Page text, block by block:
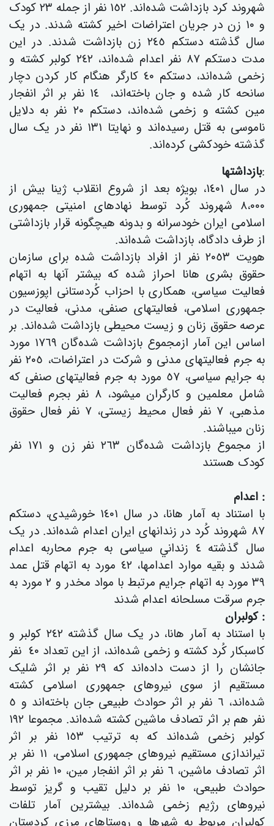
شهروند کرد بازداشت شدەاند. ١٥٢ نفر از جملە ٢٣ کودک
و ١٠ زن در جریان اعتراضات اخیر کشتە شدند. در یک
سال گذشتە دستکم ٢٤٥ زن بازداشت شدند. در این
مدت دستکم ٨٧ نفر اعدام شدەاند، ٢٤٢ کولبر کشتە و
زخمی شدەاند، دستکم ٤٠ کارگر هنگام کار کردن دچار
سانحە کار شدە و جان باختەاند، ١٤ نفر بر اثر انفجار
مین کشتە و زخمی شدەاند، دستکم ٢٠ نفر بە دلایل
ناموسی بە قتل رسیدەاند و نهایتا ١٣١ نفر در یک سال
گذشتە خودکشی کردەاند.
:بازداشتها
در سال ١٤٠١، بویژە بعد از شروع انقلاب ژینا بیش از
٨،٠٠٠ شهروند کُرد توسط نهادهای امنیتی جمهوری
اسلامی ایران خودسرانە و بدونە هیچگونە قرار بازداشتی
از طرف دادگاە، بازداشت شده‌اند.
هویت ٢٠٥٣ نفر از افراد بازداشت شدە برای سازمان
حقوق بشری هانا احراز شده که بیشتر آنها به اتهام
فعالیت سیاسی، همکاری با احزاب کُردستانی اپوزسیون
جمهوری اسلامی، فعالیتهای صنفی، مدنی، فعالیت در
عرصە حقوق زنان و زیست محیطی بازداشت شده‌اند. بر
اساس این آمار ازمجموع بازداشت شدەگان ١٧٦٩ مورد
بە جرم فعالیتهای مدنی و شرکت در اعتراضات، ٢٠٥ نفر
بە جرایم سیاسی، ٥٧ مورد بە جرم فعالیتهای صنفی کە
شامل معلمین و کارگران میشود، ٨ نفر بجرم فعالیت
مذهبی، ٧ نفر فعال محیط زیستی، ٧ نفر فعال حقوق
زنان میباشند.
از مجموع بازداشت شدەگان ٢٦٣ نفر زن و ١٧١ نفر
کودک هستند
: اعدام
با استناد به آمار هانا، در سال ١٤٠١ خورشیدی، دستکم
٨٧ شهروند کُرد در زندانهای ایران اعدام شدەاند. در یک
سال گذشتە ٤ زنداني سیاسی بە جرم محاربه اعدام
شدند و بقیە موارد اعدامها، ٤٢ مورد به اتهام قتل عمد
٣٩ مورد به اتهام جرایم مرتبط با مواد مخدر و ٢ مورد بە
جرم سرقت مسلحانە اعدام شدند
: کولبران
با استناد به آمار هانا، در یک سال گذشتە ٢٤٢ کولبر و
کاسبکار کُرد کشتە و زخمی شده‌اند، از این تعداد ٤٠ نفر
جانشان را از دست دادەاند کە ٢٩ نفر بر اثر شلیک
مستقیم از سوی نیروهای جمهوری اسلامی کشتە
شدەاند، ٦ نفر بر اثر حوادث طبیعی جان باختەاند و ٥
نفر هم بر اثر تصادف ماشین کشتە شدەاند. مجموعا ١٩٢
کولبر زخمی شده‌اند کە بە ترتیب ١٥٣ نفر بر اثر
تیراندازی مستقیم نیروهای جمهوری اسلامی، ١١ نفر بر
اثر تصادف ماشین، ٦ نفر بر اثر انفجار مین، ١٠ نفر بر اثر
حوادث طبیعی، ١٠ نفر بر دلیل تقیب و گریز توسط
نیروهای رژیم زخمی شدەاند. بیشترین آمار تلفات
کولبران مربوط بە شهرها و روستاهای مرزی کردستان